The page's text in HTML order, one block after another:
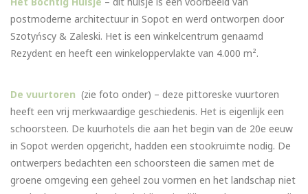
postmoderne architectuur in Sopot en werd ontworpen door
Szotyńscy & Zaleski. Het is een winkelcentrum genaamd
Rezydent en heeft een winkeloppervlakte van 4.000 m².
De vuurtoren (zie foto onder) – deze pittoreske vuurtoren
heeft een vrij merkwaardige geschiedenis. Het is eigenlijk een
schoorsteen. De kuurhotels die aan het begin van de 20e eeuw
in Sopot werden opgericht, hadden een stookruimte nodig. De
ontwerpers bedachten een schoorsteen die samen met de
groene omgeving een geheel zou vormen en het landschap niet